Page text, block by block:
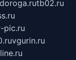
tb02.ru
pic.ru
vgurin.ru